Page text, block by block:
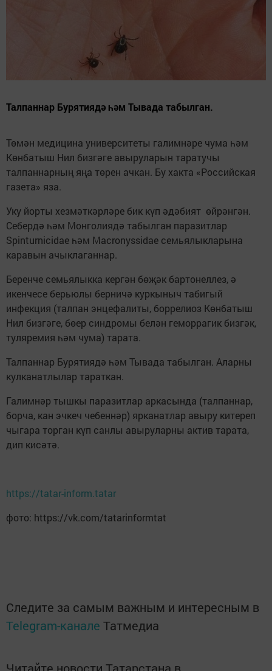
Талпаннар Бурятиядә һәм Тывада табылган.
Төмән медицина университеты галимнәре чума һәм
Көнбатыш Нил бизгәге авыруларын таратучы
талпаннарның яңа төрен ачкан. Бу хакта «Российская
газета» яза.
Уку йорты хезмәткәрләре бик күп әдәбият өйрәнгән.
Себердә һәм Монголиядә табылган паразитлар
Spinturnicidae һәм Macronyssidae семьялыкларына
каравын ачыклаганнар.
Беренче семьялыкка кергән бөҗәк бартонеллез, ә
икенчесе берьюлы берничә куркыныч табигый
инфекция (талпан энцефалиты, боррелиоз Көнбатыш
Нил бизгәге, бөер синдромы белән геморрагик бизгәк,
туляремия һәм чума) тарата.
Талпаннар Бурятиядә һәм Тывада табылган. Аларны
кулканатлылар тараткан.
Галимнәр тышкы паразитлар аркасында (талпаннар,
борча, кан эчкеч чебеннәр) ярканатлар авыру китереп
чыгара торган күп санлы авыруларны актив тарата,
дип кисәтә.
https://tatar-inform.tatar
фото: https://vk.com/tatarinformtat
Следите за самым важным и интересным в
Telegram-канале Татмедиа